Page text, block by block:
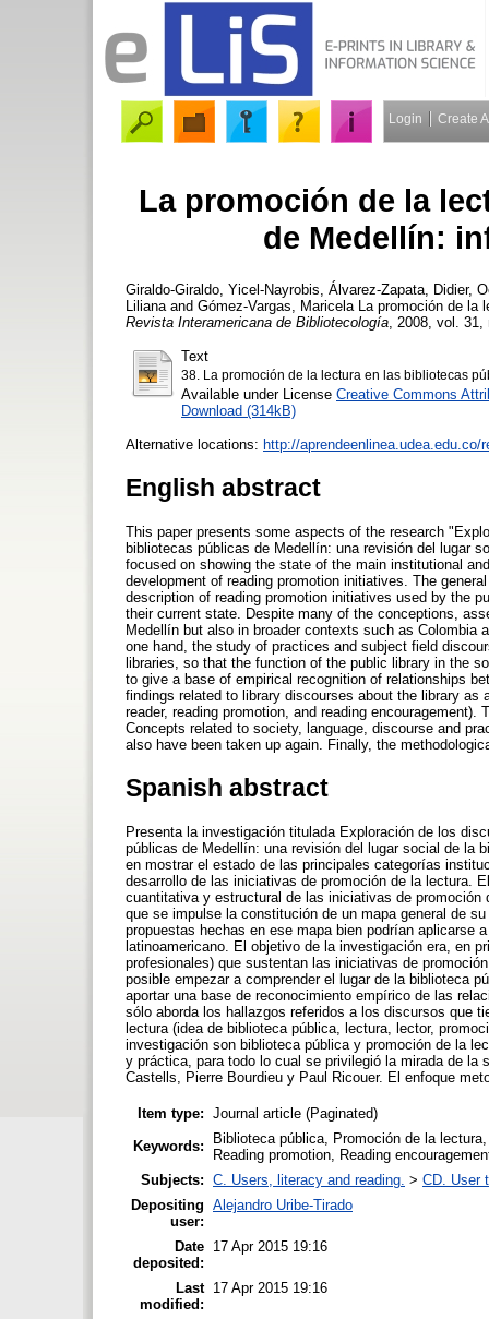
Login Create
La promoción de la
de Medellín:
Giraldo-Giraldo, Yicel-Nayrobis Álvarez-Zapata, Didier,
Liliana and Gómez-Vargas, Maricela La promoción de la
Revista Interamericana de Bibliotecología , 2008, vol.
Text
38. La promoción de la lectura en las bibliotecas
Available under License Creative Commons
Download (314kB)
Alternative locations: http://
English abstract
This paper presents some aspects of the research
bibliotecas públicas de Medellín: una revisión del lugar
focused on showing the state of the main institutional
development of reading promotion initiatives. The
description of reading promotion initiatives used by the
their current state. Despite many of the conceptions,
Medellín but also in broader contexts such as Colombia
one hand, the study of practices and subject field
libraries, so that the function of the public library in the
to give a base of empirical recognition of relationships
findings related to library discourses about the library as
reader, reading promotion, and reading
Concepts related to society, language, discourse and
also have been taken up again. Finally, the
Spanish abstract
Presenta la investigación titulada Exploración de los
públicas de Medellín: una revisión del lugar social de la
en mostrar el estado de las principales categorías
desarrollo de las iniciativas de promoción de la lectura.
cuantitativa y estructural de las iniciativas de
que se impulse la constitución de un mapa general de
propuestas hechas en ese mapa bien podrían aplicarse
latinoamericano. El objetivo de la investigación era, en
profesionales) que sustentan las iniciativas de
posible empezar a comprender el lugar de la biblioteca
aportar una base de reconocimiento empírico de las
sólo aborda los hallazgos referidos a los discursos que
lectura (idea de biblioteca pública, lectura, lector,
investigación son biblioteca pública y promoción de la
y práctica, para todo lo cual se privilegió la mirada de la
Castells, Pierre Bourdieu y Paul Ricouer. El enfoque
Item type: Journal article (Paginated)
Keywords:
Biblioteca pública, Promoción de la
Reading promotion, Reading
Subjects: C. Users, literacy and reading. > CD. User
Depositing
user:
Alejandro Uribe-Tirado
Date
deposited:
17 Apr 2015 19:16
Last
modified:
17 Apr 2015 19:16